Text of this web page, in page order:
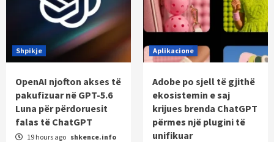
Shpikje
OpenAI njofton akses të
pakufizuar në GPT-5.6
Luna për përdoruesit
falas të ChatGPT
19 hours ago shkence.info
Aplikacione
Adobe po sjell të gjithë
ekosistemin e saj
krijues brenda ChatGPT
përmes një plugini të
unifikuar